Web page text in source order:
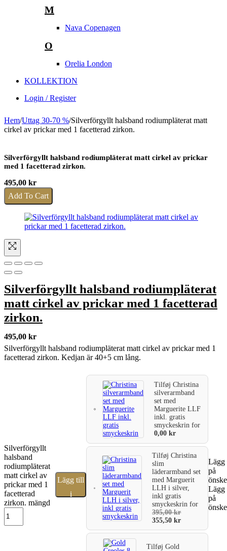
M
Nava Copenagen
O
Orelia London
KOLLEKTION
Login / Register
Hem/Uttag 30-70 %/Silverförgyllt halsband rodiumpläterat matt
cirkel av prickar med 1 facetterad zirkon.
Silverförgyllt halsband rodiumpläterat matt cirkel av prickar
med 1 facetterad zirkon.
495,00 kr
Add To Cart
Silverförgyllt halsband rodiumpläterat
matt cirkel av prickar med 1 facetterad
zirkon.
495,00 kr
Silverförgyllt halsband rodiumpläterat matt cirkel av prickar med 1
facetterad zirkon. Kedjan är 40+5 cm lång.
Silverförgyllt
halsband
rodiumpläterat
matt cirkel av
prickar med 1
facetterad
zirkon. mängd
Lägg till
i
TilføjChristina
silverarmband
set med
Marguerite LLF
inkl. gratis
smyckeskrinfor
0,00kr
TilføjChristina
slim
läderarmband set
med Marguerit
LLH i silver,
inkl gratis
smyckeskrinfor
395,00kr
355,50kr
TilføjGold
på
på